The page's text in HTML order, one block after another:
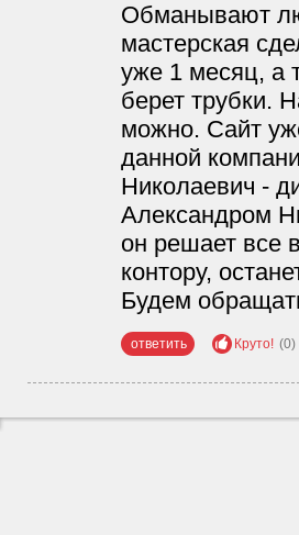
Обманывают
мастерская
уже 1 месяц, а
берет трубки.
можно. Сайт
данной
Николаевич -
Александром
он решает все
контору,
Будем
ответить Круто! (0)